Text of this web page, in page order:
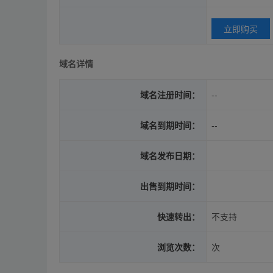
立即购买
域名详情
域名注册时间： --
域名到期时间： --
域名发布日期：
出售到期时间：
快速转出： 不支持
浏览次数： 次